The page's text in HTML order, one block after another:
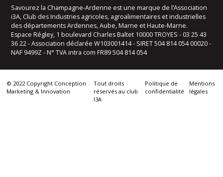
Savourez la Champagne-Ardenne est une marque de l’Association
i3A, Club des Industries agricoles, agroalimentaires et industrielles
des départements Ardennes, Aube, Marne et Haute-Marne.
Espace Régley, 1 boulevard Charles Baltet 10000 TROYES - 03 25 43
36 22 - Association déclarée W103001414 - SIRET 504 814 054 00020 -
NAF 9499Z - N° TVA intra com FR89 504 814 054
© 2022 Copyright Conception
Marketing & Innovation
Tout droits
réservés au club
I3A
Politique de
confidentialité
Mentions
légales